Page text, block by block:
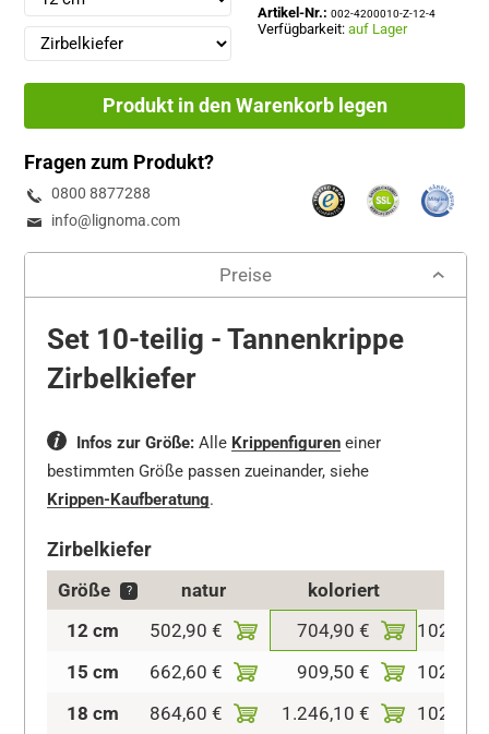
Artikel-Nr.: 002-4200010-Z-12-4
Verfügbarkeit:auf Lager
Produkt in den Warenkorb legen
Fragen zum Produkt?
0800 8877288
info@lignoma.com
Preise
Set 10-teilig - Tannenkrippe
Zirbelkiefer
Infos zur Größe: Alle Krippenfiguren einer
bestimmten Größe passen zueinander, siehe
Krippen-Kaufberatung.
Zirbelkiefer
Größe ? natur koloriert
12 cm
502,90 € 704,90 €
15 cm
662,60 € 909,50 €
18 cm
864,60 € 1.246,10 €